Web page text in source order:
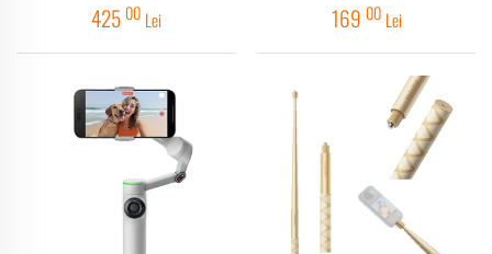
425 00 Lei 169 00 Lei